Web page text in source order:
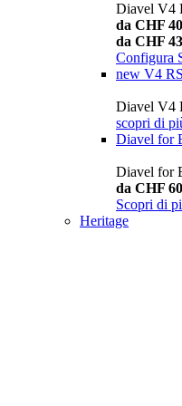
Diavel V4
da CHF
da CHF
Configura
new V4
Diavel V4
scopri di
Diavel for
Diavel for
da CHF
Scopri di
Heritage